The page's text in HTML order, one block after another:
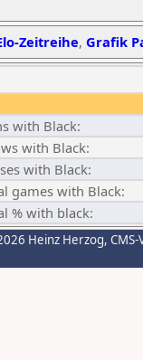
Zeitreihe, Grafik
with Black:
with Black:
with Black:
games with Black:
% with black:
Heinz Herzog,